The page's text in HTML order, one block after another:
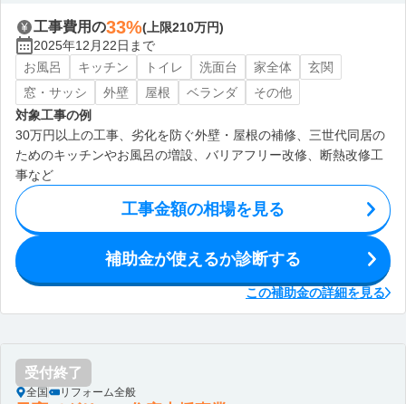
工事費用の33%(上限210万円)
2025年12月22日まで
お風呂
キッチン トイレ 洗面台 家全体
玄関
窓・サッシ
外壁 屋根 ベランダ
その他
対象工事の例
30万円以上の工事、劣化を防ぐ外壁・屋根の補修、三世代同居の
ためのキッチンやお風呂の増設、バリアフリー改修、断熱改修工
事など
工事金額の相場を見る
補助金が使えるか診断する
この補助金の詳細を見る
受付終了
全国 リフォーム全般